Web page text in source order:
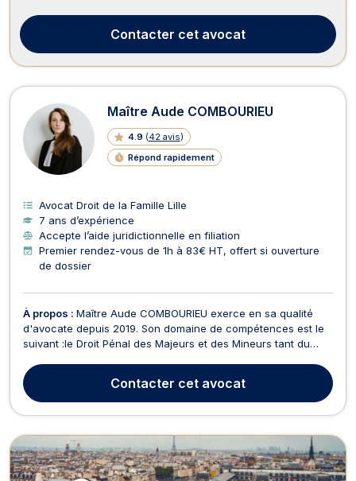
concurrence, notamment dans la ré...
Contacter cet avocat
Maître Aude COMBOURIEU
4.9 (42 avis)
Répond rapidement
Avocat Droit de la Famille Lille
7 ans d’expérience
Accepte l’aide juridictionnelle en filiation
Premier rendez-vous de 1h à 83€ HT, offert si ouverture
de dossier
À propos : Maître Aude COMBOURIEU exerce en sa qualité
d'avocate depuis 2019. Son domaine de compétences est le
suivant :le Droit Pénal des Majeurs et des Mineurs tant du
Educative devant le Juge des Enfants le Droit de la Famille.Elle
a exercé dans des cabinets parisiens et...
Contacter cet avocat